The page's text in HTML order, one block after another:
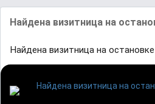
Найдена визитница на
Найдена визитница на